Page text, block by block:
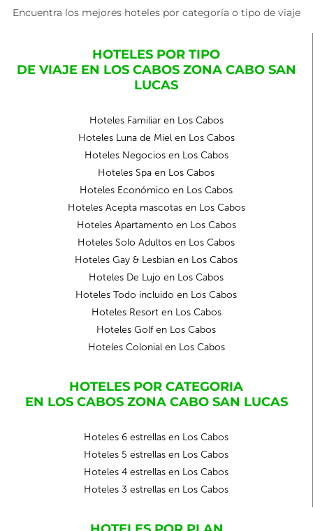
Encuentra los mejores hoteles por categoría o tipo de viaje
HOTELES POR TIPO
DE VIAJE EN LOS CABOS ZONA CABO SAN
LUCAS
Hoteles Familiar en Los Cabos
Hoteles Luna de Miel en Los Cabos
Hoteles Negocios en Los Cabos
Hoteles Spa en Los Cabos
Hoteles Económico en Los Cabos
Hoteles Acepta mascotas en Los Cabos
Hoteles Apartamento en Los Cabos
Hoteles Solo Adultos en Los Cabos
Hoteles Gay & Lesbian en Los Cabos
Hoteles De Lujo en Los Cabos
Hoteles Todo incluido en Los Cabos
Hoteles Resort en Los Cabos
Hoteles Golf en Los Cabos
Hoteles Colonial en Los Cabos
HOTELES POR CATEGORIA
EN LOS CABOS ZONA CABO SAN LUCAS
Hoteles 6 estrellas en Los Cabos
Hoteles 5 estrellas en Los Cabos
Hoteles 4 estrellas en Los Cabos
Hoteles 3 estrellas en Los Cabos